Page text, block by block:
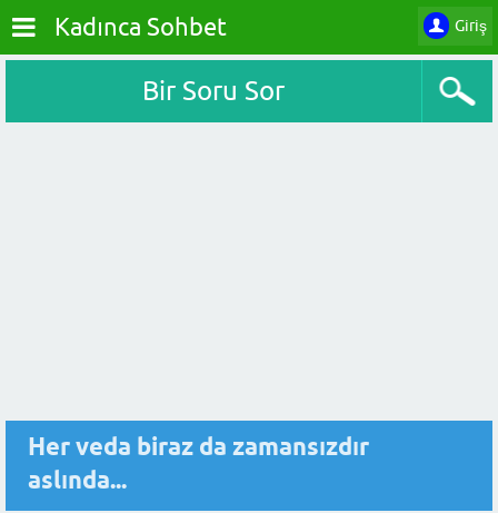
Giriş
Kadınca Sohbet
Bir Soru Sor
Her veda biraz da zamansızdır
aslında...